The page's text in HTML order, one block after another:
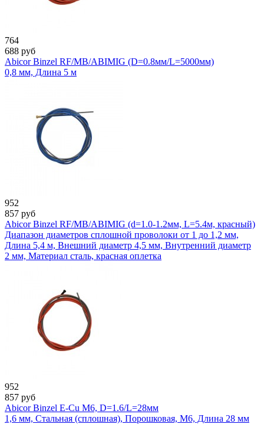
764
688 руб
Abicor Binzel RF/MB/ABIMIG (D=0.8мм/L=5000мм)
0,8 мм, Длина 5 м
952
857 руб
Abicor Binzel RF/MB/ABIMIG (d=1.0-1.2мм, L=5.4м, красный)
Диапазон диаметров сплошной проволоки от 1 до 1,2 мм,
Длина 5,4 м, Внешний диаметр 4,5 мм, Внутренний диаметр
2 мм, Материал сталь, красная оплетка
952
857 руб
Abicor Binzel E-Cu M6, D=1.6/L=28мм
1,6 мм, Стальная (сплошная), Порошковая, М6, Длина 28 мм